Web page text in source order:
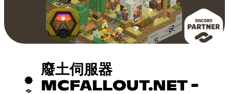
廢土伺服器
MCFALLOUT.NET -